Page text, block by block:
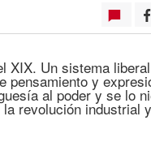
XIX. Un sistema
pensamiento y
al poder y se lo
la revolución industrial